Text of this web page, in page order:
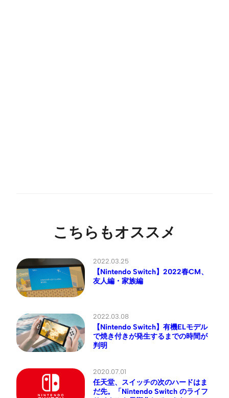
こちらもオススメ
2022.03.25
【Nintendo Switch】2022春CM、
友人編・家族編
2022.03.08
【Nintendo Switch】有機ELモデル
で焼き付きが発生するまでの時間が
判明
2020.07.01
任天堂、スイッチの次のハードはま
だ先。「Nintendo Switch のライフ